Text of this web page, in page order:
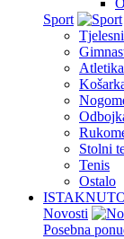
Sport
Tjelesni
Atletika
Stolni
Tenis
Ostalo
Novosti
Posebna